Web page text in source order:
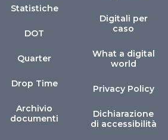
Statistiche
DOT
Quarter
Drop Time
Archivio
documenti
Digitali per
caso
What a digital
world
Privacy Policy
Dichiarazione
di accessibilità